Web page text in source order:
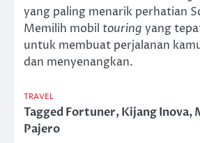
yang paling menarik perhatian
Memilih mobil touring yang
untuk membuat perjalanan
dan menyenangkan.
TRAVEL
TaggedFortuner,Kijang Inova,
Pajero